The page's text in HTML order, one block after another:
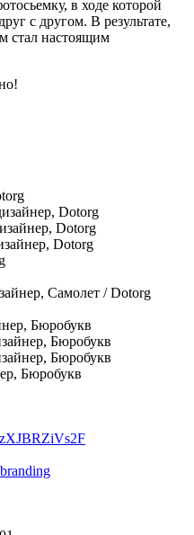
в ходе которой
с другом. В результате,
стал настоящим
Dotorg
Dotorg
Dotorg
Самолет / Dotorg
Бюробукв
Бюробукв
Бюробукв
Бюробукв